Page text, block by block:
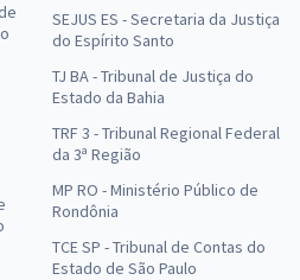
à vista
39,99
R$ 119,96 (-20%)
Comprar
do Estado do Amazonas -
para Agente Legislativo
SEJUS ES - Secretaria da Justiça
do Espírito Santo
TJ BA - Tribunal de Justiça do
Estado da Bahia
TRF 3 - Tribunal Regional Federal
da 3ª Região
MP RO - Ministério Público de
Rondônia
TCE SP - Tribunal de Contas do
Estado de São Paulo